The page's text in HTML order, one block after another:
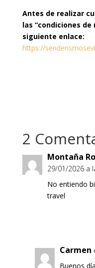
Antes de realizar
las “condiciones
siguiente enlace:
https://
2
Montaña
29/01/2026 a
No entiendo
travel
Carmen
Buenos